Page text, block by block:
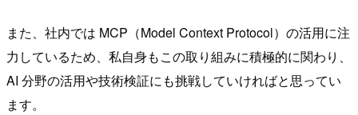
また、社内では MCP（Model Context Protocol）の活用に注
力しているため、私自身もこの取り組みに積極的に関わり、
AI 分野の活用や技術検証にも挑戦していければと思ってい
ます。